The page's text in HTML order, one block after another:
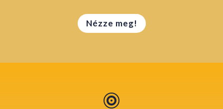
Nézze meg!
